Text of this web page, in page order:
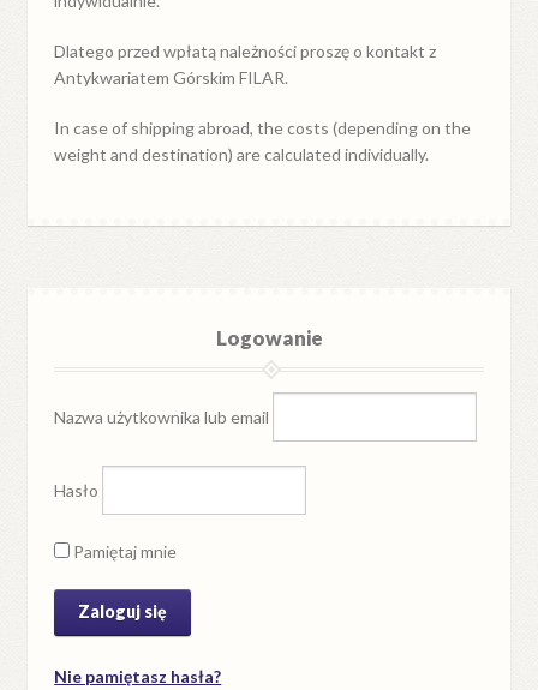
Dlatego przed wpłatą należności proszę o kontakt z
Antykwariatem Górskim FILAR.
In case of shipping abroad, the costs (depending on the
weight and destination) are calculated individually.
Logowanie
Nazwa użytkownika lub email
Hasło
Pamiętaj mnie
Nie pamiętasz hasła?